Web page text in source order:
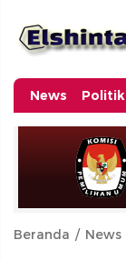
News Politik
Beranda News